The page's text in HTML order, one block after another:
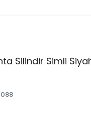
Silindir Simli